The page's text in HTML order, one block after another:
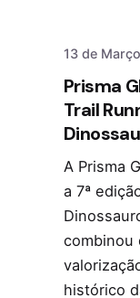
13 de
Prisma
Trail
A Prisma
a 7ª
combinou
histórico